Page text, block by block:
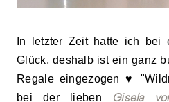
In letzter Zeit hatte ich
bei
Glück, deshalb ist ein ganz
Regale eingezogen ♥
bei der lieben Gisela